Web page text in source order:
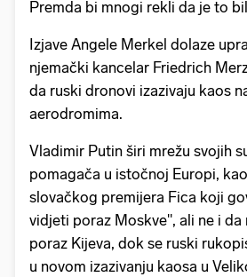
Premda bi mnogi rekli da je to
Izjave Angele Merkel dolaze
njemački kancelar Friedrich
da ruski dronovi izazivaju kaos
aerodromima.
Vladimir Putin širi mrežu svojih
pomagača u istočnoj Europi,
slovačkog premijera Fica koji
vidjeti poraz Moskve", ali ne i da
poraz Kijeva, dok se ruski
u novom izazivanju kaosa u